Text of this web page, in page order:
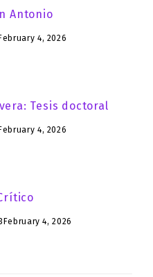
Antonio
4, 2026
Tesis doctoral
4, 2026
February 4, 2026